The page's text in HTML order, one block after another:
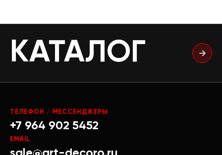
КАТАЛОГ
ТЕЛЕФОН / МЕССЕНДЖЕРЫ
+7 964 902 5452
EMAIL